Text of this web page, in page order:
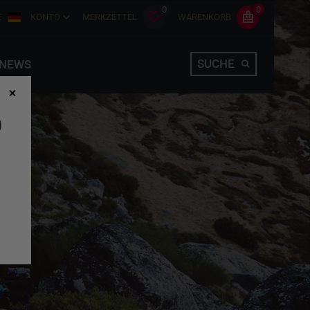
KONTO MERKZETTEL
0
WARENKORB
0
SUCHE